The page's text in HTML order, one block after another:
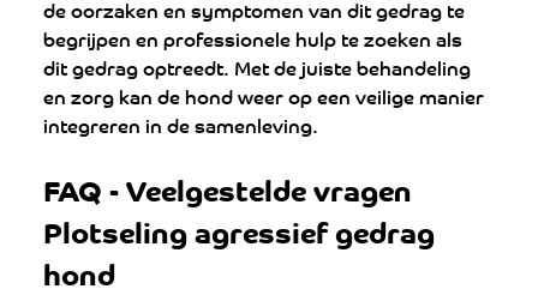
de oorzaken en symptomen van dit gedrag te
begrijpen en professionele hulp te zoeken als
dit gedrag optreedt. Met de juiste behandeling
en zorg kan de hond weer op een veilige manier
integreren in de samenleving.
FAQ - Veelgestelde vragen
Plotseling agressief gedrag
hond